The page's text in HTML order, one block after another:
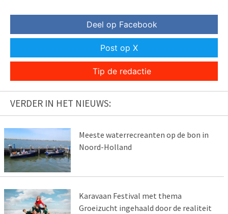
Deel op Facebook
Post op X
Tip de redactie
VERDER IN HET NIEUWS:
Meeste waterrecreanten op de bon in
Noord-Holland
Karavaan Festival met thema
Groeizucht ingehaald door de realiteit